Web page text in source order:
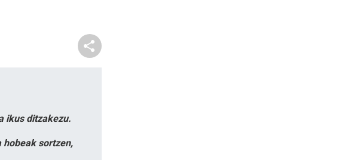
ikus ditzakezu.
hobeak sortzen,